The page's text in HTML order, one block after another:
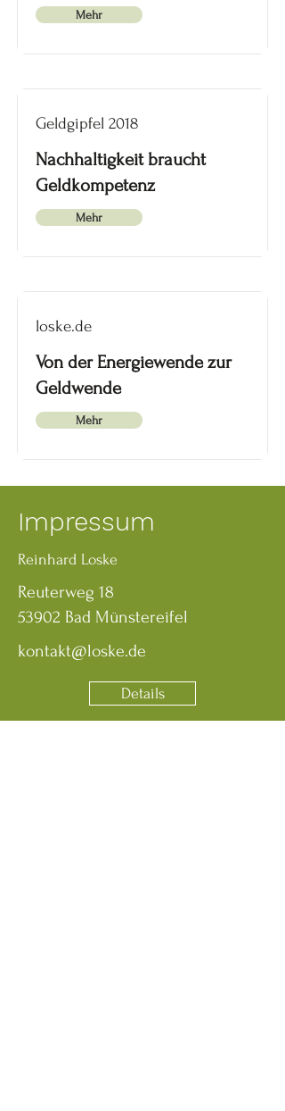
Mehr
Geldgipfel 2018
Nachhaltigkeit braucht
Geldkompetenz
Mehr
loske.de
Von der Energiewende zur
Geldwende
Mehr
Impressum
Reinhard Loske
Reuterweg 18
53902 Bad Münstereifel
kontakt@loske.de
Details